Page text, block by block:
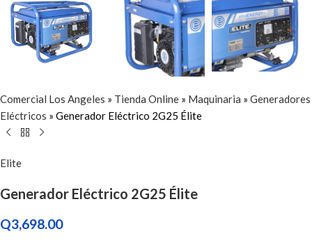
Comercial Los Angeles » Tienda Online » Maquinaria » Generadores
Eléctricos » Generador Eléctrico 2G25 Élite
Elite
Generador Eléctrico 2G25 Élite
Q3,698.00